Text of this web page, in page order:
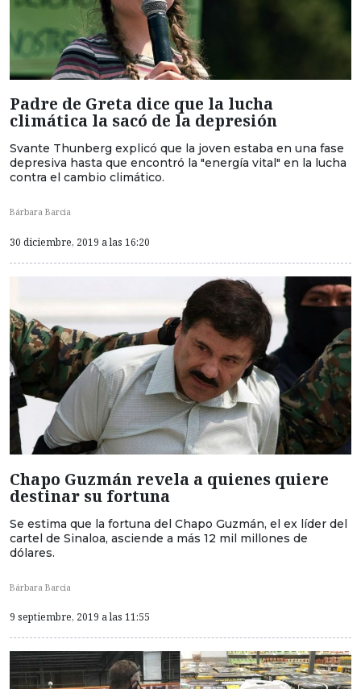
Padre de Greta dice que la lucha
climática la sacó de la depresión
Svante Thunberg explicó que la joven estaba en una fase
depresiva hasta que encontró la "energía vital" en la lucha
contra el cambio climático.
Bárbara Barcia
30 diciembre, 2019 a las 16:20
Chapo Guzmán revela a quienes quiere
destinar su fortuna
Se estima que la fortuna del Chapo Guzmán, el ex líder del
cartel de Sinaloa, asciende a más 12 mil millones de
dólares.
Bárbara Barcia
9 septiembre, 2019 a las 11:55